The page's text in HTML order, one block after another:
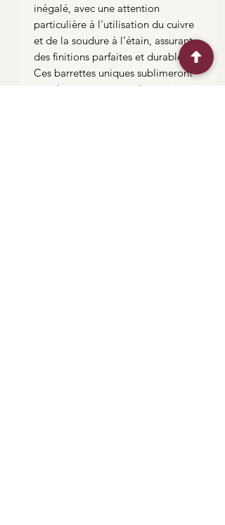
inégalé, avec une attention
particulière à l'utilisation du cuivre
et de la soudure à l’étain, assurant
des finitions parfaites et durables.
Ces barrettes uniques sublimeront
vos cheveux, que vous les portiez en